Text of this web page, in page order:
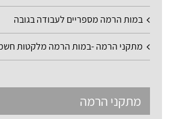
במות הרמה מספריים לעבודה בגובה
מתקני הרמה -במות הרמה מלקטות
מתקני הרמה